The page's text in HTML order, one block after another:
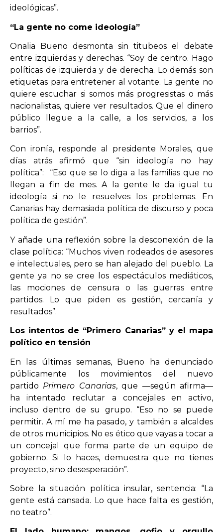
ideológicas”.
“La gente no come ideología”
Onalia Bueno desmonta sin titubeos el debate
entre izquierdas y derechas. “Soy de centro. Hago
políticas de izquierda y de derecha. Lo demás son
etiquetas para entretener al votante. La gente no
quiere escuchar si somos más progresistas o más
nacionalistas, quiere ver resultados. Que el dinero
público llegue a la calle, a los servicios, a los
barrios”.
Con ironía, responde al presidente Morales, que
días atrás afirmó que “sin ideología no hay
política”: “Eso que se lo diga a las familias que no
llegan a fin de mes. A la gente le da igual tu
ideología si no le resuelves los problemas. En
Canarias hay demasiada política de discurso y poca
política de gestión”.
Y añade una reflexión sobre la desconexión de la
clase política: “Muchos viven rodeados de asesores
e intelectuales, pero se han alejado del pueblo. La
gente ya no se cree los espectáculos mediáticos,
las mociones de censura o las guerras entre
partidos. Lo que piden es gestión, cercanía y
resultados”.
Los intentos de “Primero Canarias” y el mapa
político en tensión
En las últimas semanas, Bueno ha denunciado
públicamente los movimientos del nuevo
partido Primero Canarias, que —según afirma—
ha intentado reclutar a concejales en activo,
incluso dentro de su grupo. “Eso no se puede
permitir. A mí me ha pasado, y también a alcaldes
de otros municipios. No es ético que vayas a tocar a
un concejal que forma parte de un equipo de
gobierno. Si lo haces, demuestra que no tienes
proyecto, sino desesperación”.
Sobre la situación política insular, sentencia: “La
gente está cansada. Lo que hace falta es gestión,
no teatro”.